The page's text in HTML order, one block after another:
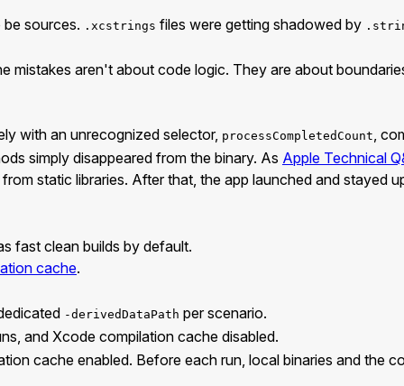
sources. .xcstrings files were getting shadowed by
aren't about code logic. They are about
with an unrecognized selector, processCompletedCount,
simply disappeared from the binary. As Apple Technical
static libraries. After that, the app launched and
fast clean builds by default.
cache.
-derivedDataPath per scenario.
and Xcode compilation cache disabled.
cache enabled. Before each run, local binaries and the